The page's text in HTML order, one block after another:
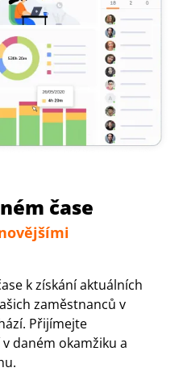
čase
k získání aktuálních
zaměstnanců v
Přijímejte
daném okamžiku a